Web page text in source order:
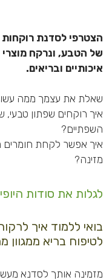
הצטרפי לסדנת
איכותיים ובריאים.
שאלת את עצמך ממה עשוי
איך רוקחים שפתון טבעי,
השפתיים?
איך אפשר לקחת
מזינה?
לגלות את סודות
בואי ללמוד איך
לטיפוח בריא ממגוון
מזמינה אותך לסדנא